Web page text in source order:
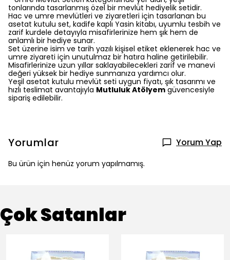
tonlarında tasarlanmış özel bir mevlüt hediyelik setidir.
Hac ve umre mevlütleri ve ziyaretleri için tasarlanan bu
asetat kutulu set, kadife kaplı Yasin kitabı, uyumlu tesbih ve
zarif kurdele detayıyla misafirlerinize hem şık hem de
anlamlı bir hediye sunar.
Set üzerine isim ve tarih yazılı kişisel etiket eklenerek hac ve
umre ziyareti için unutulmaz bir hatıra haline getirilebilir.
Misafirlerinize uzun yıllar saklayabilecekleri zarif ve manevi
değeri yüksek bir hediye sunmanıza yardımcı olur.
Yeşil asetat kutulu mevlüt seti uygun fiyatı, şık tasarımı ve
hızlı teslimat avantajıyla Mutluluk Atölyem güvencesiyle
sipariş edilebilir.
Yorumlar Yorum Yap
Bu ürün için henüz yorum yapılmamış.
Çok Satanlar